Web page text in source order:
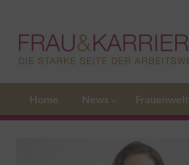
Home News Frauenwelt